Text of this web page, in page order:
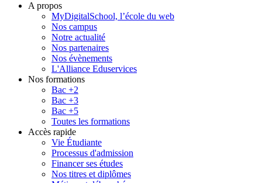
A propos
MyDigitalSchool, l’école du web
Nos campus
Notre actualité
Nos partenaires
Nos évènements
L'Alliance Eduservices
Nos formations
Bac +2
Bac +3
Bac +5
Toutes les formations
Accès rapide
Vie Étudiante
Processus d'admission
Financer ses études
Nos titres et diplômes